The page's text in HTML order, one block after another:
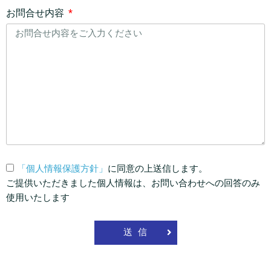
お問合せ内容
「個人情報保護方針」 に同意の上送信します。
ご提供いただきました個人情報は、お問い合わせへの回答のみ
使用いたします
送信